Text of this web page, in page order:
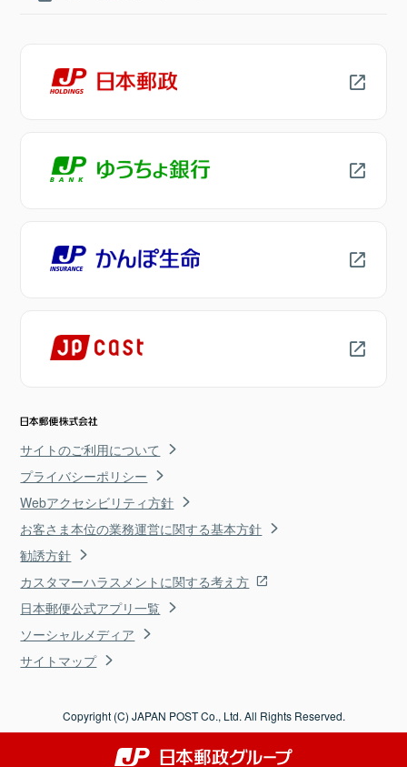
サイトのご利用について
プライバシーポリシー
Webアクセシビリティ方針
お客さま本位の業務運営に関する基本方針
勧誘方針
カスタマーハラスメントに関する考え方
日本郵便公式アプリ一覧
ソーシャルメディア
サイトマップ
Copyright (C) JAPAN POST Co., Ltd. All Rights Reserved.